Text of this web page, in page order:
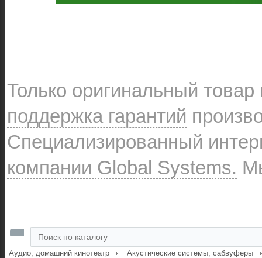
Только оригинальный
поддержка гарантий
Специализированный
компании Global Systems.
Аудио, домашний кинотеатр Акустические системы, сабвуферы